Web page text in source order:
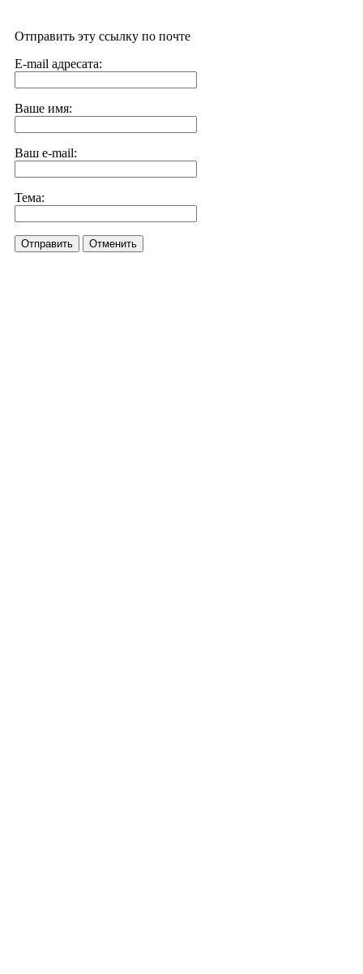
Отправить эту ссылку по почте
E-mail адресата:
Ваше имя:
Ваш e-mail:
Тема:
Отправить Отменить